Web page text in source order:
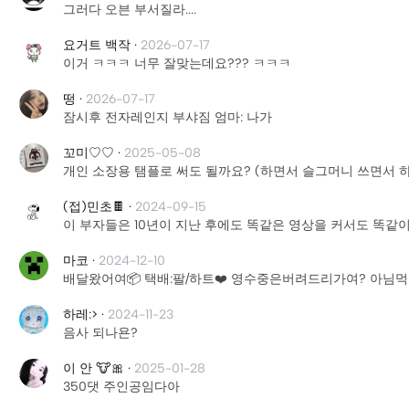
그러다 오븐 부서질라....
요거트 백작 · 2026-07-17
이거 ㅋㅋㅋ 너무 잘맞는데요??? ㅋㅋㅋ
떵 · 2026-07-17
잠시후 전자레인지 부샤짐 엄마: 나가
꼬미♡♡ · 2025-05-08
개인 소장용 탬플로 써도 될까요? (하면서 슬그머니 쓰면서
(접)민초🍫 · 2024-09-15
이 부자들은 10년이 지난 후에도 똑같은 영상을 커서도 똑
마코 · 2024-12-10
배달왔어여📦 택배:팔/하트❤️ 영수중은버려드리가여? 아님
하레:> · 2024-11-23
음사 되나욘?
이 안 🐮🎀 · 2025-01-28
350댓 주인공임다아